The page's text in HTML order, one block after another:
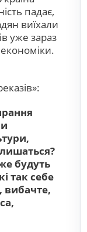
падає,
виїхали
уже зараз
будуть
так себе
вибачте,